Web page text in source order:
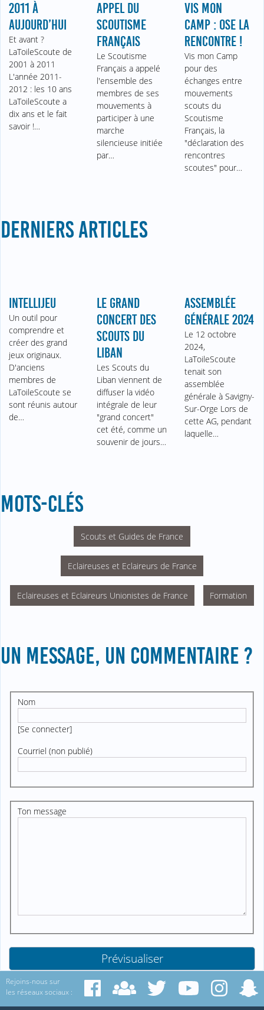
2011 À
AUJOURD’HUI
Et avant ?
LaToileScoute de
2001 à 2011
L'année 2011-
2012 : les 10 ans
LaToileScoute a
dix ans et le fait
savoir !…
APPEL DU
SCOUTISME
FRANÇAIS
Le Scoutisme
Français a appelé
l'ensemble des
membres de ses
mouvements à
participer à une
marche
silencieuse initiée
par…
VIS MON
CAMP : OSE LA
RENCONTRE !
Vis mon Camp
pour des
échanges entre
mouvements
scouts du
Scoutisme
Français, la
"déclaration des
rencontres
scoutes" pour…
DERNIERS ARTICLES
INTELLIJEU
Un outil pour
comprendre et
créer des grand
jeux originaux.
D'anciens
membres de
LaToileScoute se
sont réunis autour
de…
LE GRAND
CONCERT DES
SCOUTS DU
LIBAN
Les Scouts du
Liban viennent de
diffuser la vidéo
intégrale de leur
"grand concert"
cet été, comme un
souvenir de jours…
ASSEMBLÉE
GÉNÉRALE 2024
Le 12 octobre
2024,
LaToileScoute
tenait son
assemblée
générale à Savigny-
Sur-Orge Lors de
cette AG, pendant
laquelle…
MOTS-CLÉS
Scouts et Guides de France
Eclaireuses et Eclaireurs de France
Eclaireuses et Eclaireurs Unionistes de France Formation
UN MESSAGE, UN COMMENTAIRE ?
Nom
[Se connecter]
Courriel (non publié)
Ton message
Rejoins-nous sur
les réseaux sociaux :